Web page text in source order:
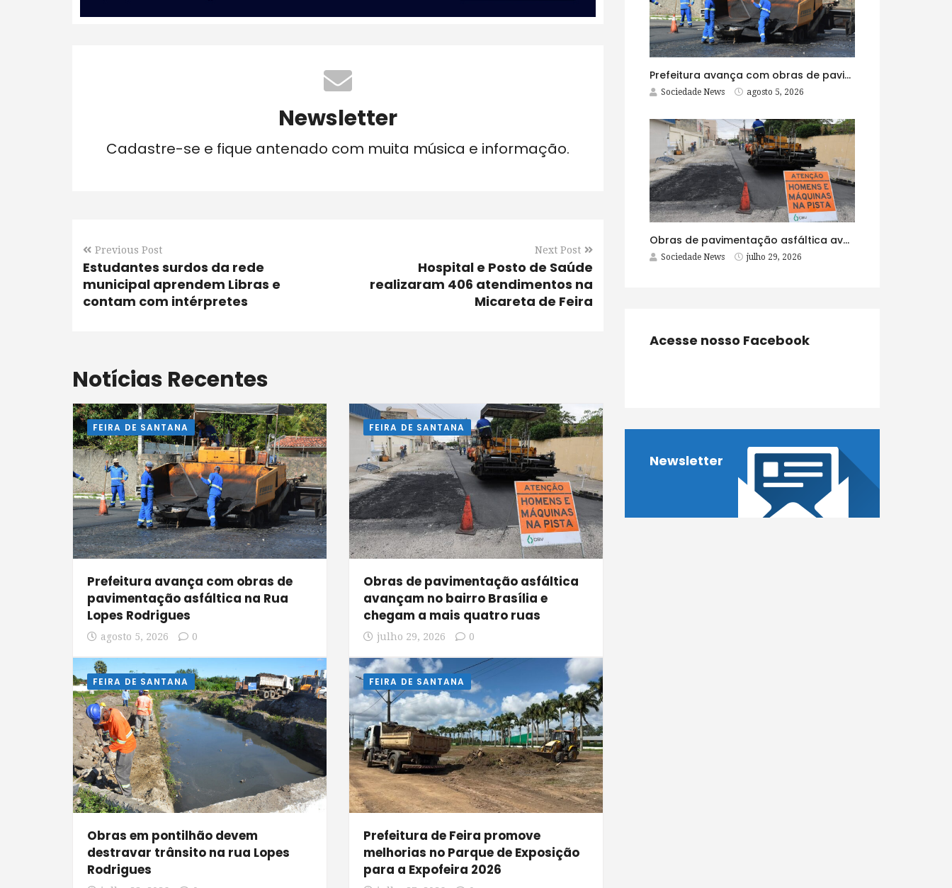
Newsletter
Cadastre-se e fique antenado com muita música e informação.
Previous Post
Estudantes surdos da rede
municipal aprendem Libras e
contam com intérpretes
Next Post
Hospital e Posto de Saúde
realizaram 406 atendimentos na
Micareta de Feira
Notícias Recentes
FEIRA DE SANTANA
Prefeitura avança com obras de
pavimentação asfáltica na Rua
Lopes Rodrigues
agosto 5, 2026 0
FEIRA DE SANTANA
Obras de pavimentação asfáltica
avançam no bairro Brasília e
chegam a mais quatro ruas
julho 29, 2026 0
FEIRA DE SANTANA
Obras em pontilhão devem
destravar trânsito na rua Lopes
Rodrigues
FEIRA DE SANTANA
Prefeitura de Feira promove
melhorias no Parque de Exposição
para a Expofeira 2026
Prefeitura avança com obras de pavimentação asfáltica na Rua Lopes Rodrigues
Sociedade News agosto 5, 2026
Obras de pavimentação asfáltica avançam no bairro Brasília e chegam a mais quatro ruas
Sociedade News julho 29, 2026
Acesse nosso Facebook
Newsletter